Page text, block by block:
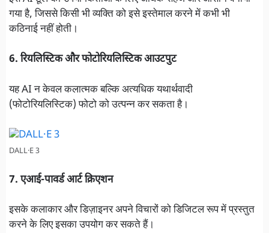
गया है, जिससे किसी भी व्यक्ति को इसे इस्तेमाल करने में कभी भी
कठिनाई नहीं होती।
6. रियलिस्टिक और फोटोरियलिस्टिक आउटपुट
यह AI न केवल कलात्मक बल्कि अत्यधिक यथार्थवादी
(फोटोरियलिस्टिक) फोटो को उत्पन्न कर सकता है।
DALL·E 3
7. एआई-पावर्ड आर्ट क्रिएशन
इसके कलाकार और डिज़ाइनर अपने विचारों को डिजिटल रूप में प्रस्तुत
करने के लिए इसका उपयोग कर सकते हैं।